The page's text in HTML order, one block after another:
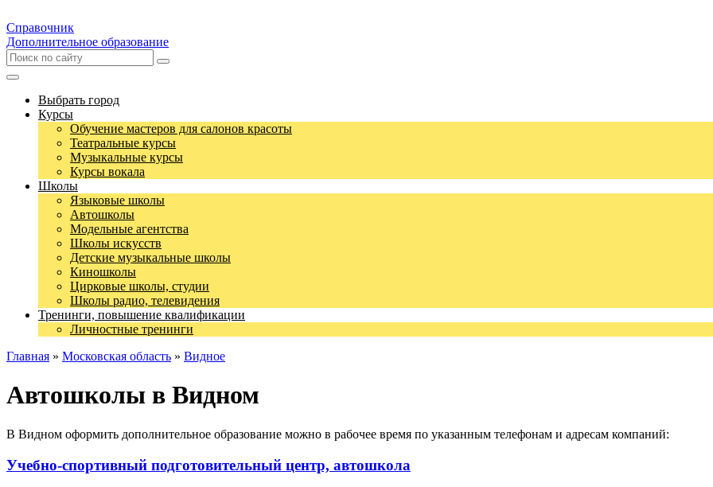
Справочник
Дополнительное образование
Выбрать город
Курсы
Обучение мастеров для салонов красоты
Театральные курсы
Музыкальные курсы
Курсы вокала
Школы
Языковые школы
Автошколы
Модельные агентства
Школы искусств
Детские музыкальные школы
Киношколы
Цирковые школы, студии
Школы радио, телевидения
Тренинги, повышение квалификации
Личностные тренинги
Главная » Московская область » Видное
Автошколы в Видном
В Видном оформить дополнительное образование можно в рабочее время по указанным телефонам и адресам компаний:
Учебно-спортивный подготовительный центр, автошкола